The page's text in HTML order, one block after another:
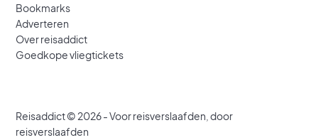
Bookmarks
Adverteren
Over reisaddict
Goedkope vliegtickets
Reisaddict © 2026 - Voor reisverslaafden, door
reisverslaafden